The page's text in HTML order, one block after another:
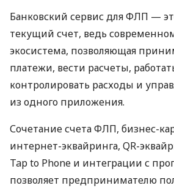
Банковский сервис для ФЛП —
текущий счет, ведь
экосистема, позволяющая
платежи, вести расчеты,
контролировать расходы и
из одного приложения.
Сочетание счета ФЛП, бизнес-
интернет-эквайринга, QR-
Tap to Phone и интеграции с
позволяет предпринимателю